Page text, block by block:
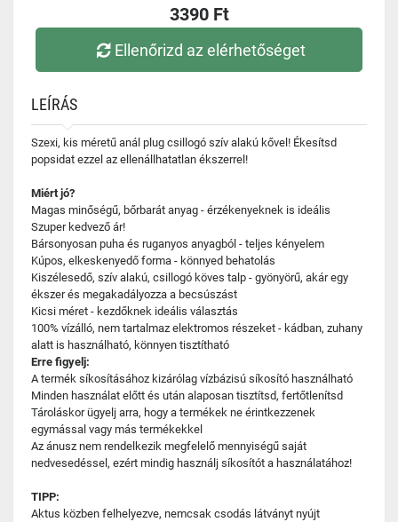
3390 Ft
Ellenőrizd az elérhetőséget
LEÍRÁS
Szexi, kis méretű anál plug csillogó szív alakú kővel! Ékesítsd
popsidat ezzel az ellenállhatatlan ékszerrel!
Miért jó?
Magas minőségű, bőrbarát anyag - érzékenyeknek is ideális
Szuper kedvező ár!
Bársonyosan puha és ruganyos anyagból - teljes kényelem
Kúpos, elkeskenyedő forma - könnyed behatolás
Kiszélesedő, szív alakú, csillogó köves talp - gyönyörű, akár egy
ékszer és megakadályozza a becsúszást
Kicsi méret - kezdőknek ideális választás
100% vízálló, nem tartalmaz elektromos részeket - kádban, zuhany
alatt is használható, könnyen tisztítható
Erre figyelj:
A termék síkosításához kizárólag vízbázisú síkosító használható
Minden használat előtt és után alaposan tisztítsd, fertőtlenítsd
Tároláskor ügyelj arra, hogy a termékek ne érintkezzenek
egymással vagy más termékekkel
Az ánusz nem rendelkezik megfelelő mennyiségű saját
nedvesedéssel, ezért mindig használj síkosítót a használatához!
TIPP:
Aktus közben felhelyezve, nemcsak csodás látványt nyújt